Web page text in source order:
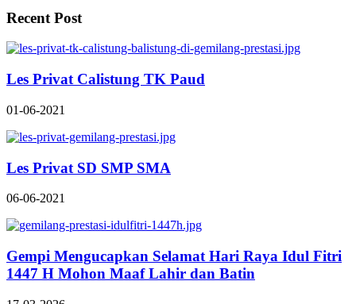
Recent Post
Les Privat Calistung TK Paud
01-06-2021
Les Privat SD SMP SMA
06-06-2021
Gempi Mengucapkan Selamat Hari Raya Idul Fitri
1447 H Mohon Maaf Lahir dan Batin